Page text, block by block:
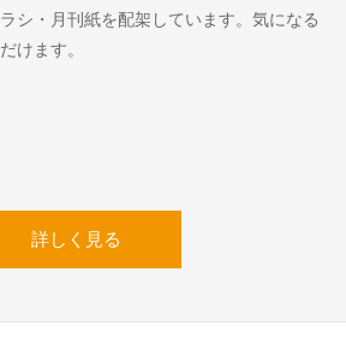
シ・月刊紙を配架しています。気になる
けます。
詳しく見る